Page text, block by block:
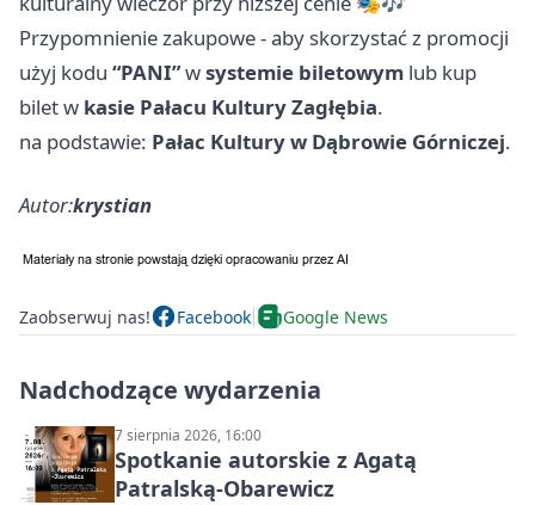
Przypomnienie zakupowe - aby skorzystać z promocji
użyj kodu “PANI”wsystemie biletowym lub kup
bilet w kasie Pałacu Kultury Zagłębia.
na podstawie: Pałac Kultury w Dąbrowie Górniczej.
Autor:krystian
Zaobserwuj nas! Facebook Google News
Nadchodzące wydarzenia
7 sierpnia 2026, 16:00
Spotkanie autorskie z Agatą
Patralską-Obarewicz